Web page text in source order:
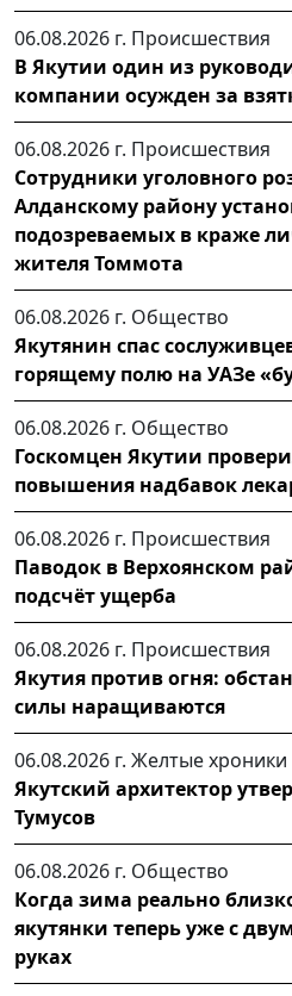
06.08.2026 г. Происшествия
В Якутии один из
компании осужден за
06.08.2026 г. Происшествия
Сотрудники уголовного
Алданскому району
подозреваемых в краже
жителя Томмота
06.08.2026 г. Общество
Якутянин спас
горящему полю на УАЗе
06.08.2026 г. Общество
Госкомцен Якутии
повышения надбавок
06.08.2026 г. Происшествия
Паводок в Верхоянском
подсчёт ущерба
06.08.2026 г. Происшествия
Якутия против огня:
силы наращиваются
06.08.2026 г. Желтые хроники
Якутский архитектор
Тумусов
06.08.2026 г. Общество
Когда зима реально
якутянки теперь уже с
руках